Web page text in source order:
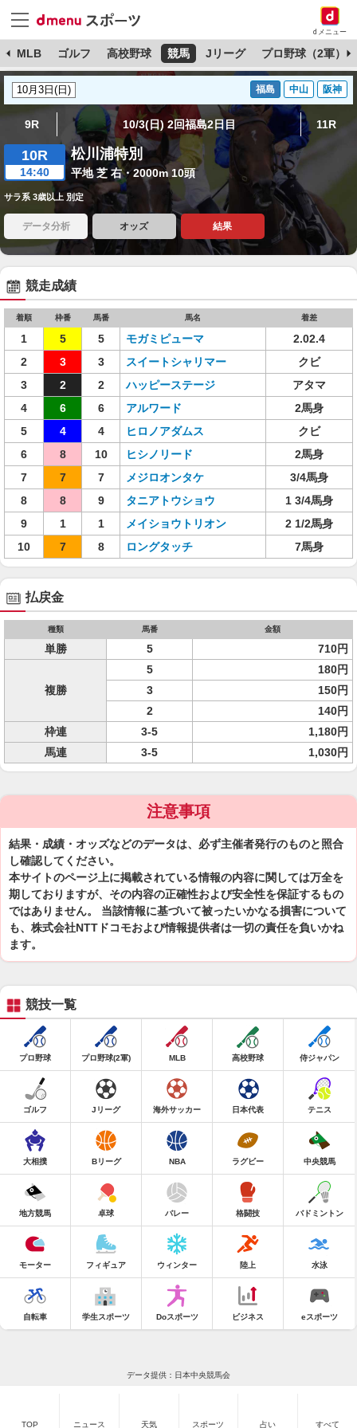
dメニュー
MLB ゴルフ 高校野球 競馬 Jリーグ プロ野球（2軍）
福島 中山 阪神
9R 10/3(日) 2回福島2日目 11R
10R
14:40
松川浦特別
平地 芝 右・2000m 10頭
サラ系 3歳以上 別定
データ分析 オッズ 結果
競走成績
着順 枠番 馬番 馬名 着差
1 5 5 モガミピューマ
2.02.4
2
3 3 スイートシャリマー
クビ
3
2 2 ハッピーステージ
アタマ
4
6 6 アルワード
2馬身
5
4 4 ヒロノアダムス
クビ
6
8 10 ヒシノリード
2馬身
7
7 7 メジロオンタケ
3/4馬身
8
8 9 タニアトウショウ
1 3/4馬身
9
1 1 メイショウトリオン
2 1/2馬身
10
7 8 ロングタッチ 7馬身
払戻金
種類 馬番 金額
単勝 5 710円
複勝
5
180円
3
150円
2
140円
枠連
3-5
1,180円
馬連
3-5 1,030円
注意事項
結果・成績・オッズなどのデータは、必ず主催者発行のものと照合
し確認してください。
本サイトのページ上に掲載されている情報の内容に関しては万全を
期しておりますが、その内容の正確性および安全性を保証するもの
ではありません。 当該情報に基づいて被ったいかなる損害について
も、株式会社NTTドコモおよび情報提供者は一切の責任を負いかね
ます。
競技一覧
プロ野球 プロ野球(2軍) MLB 高校野球 侍ジャパン
ゴルフ Jリーグ 海外サッカー 日本代表 テニス
大相撲 Bリーグ NBA ラグビー 中央競馬
地方競馬 卓球 バレー 格闘技 バドミントン
モーター フィギュア ウィンター 陸上 水泳
自転車 学生スポーツ Doスポーツ ビジネス eスポーツ
データ提供：日本中央競馬会
TOP ニュース 天気 スポーツ 占い すべて